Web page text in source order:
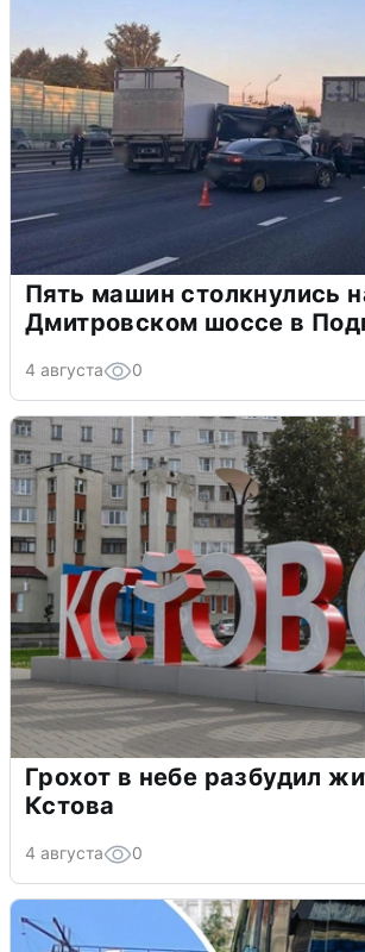
Пять машин столкнулись
Дмитровском шоссе в
4 августа 0
Грохот в небе разбудил
Кстова
4 августа 0